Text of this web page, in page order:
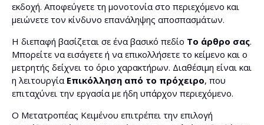
Διαίρεση παραγράφων με επικεφαλίδες >
Μετατροπή παθητικής φωνής σε ενεργητική
Διόρθωση
Δημιουργία meta τίτλου
εκδοχή. Αποφεύγετε τη μονοτονία στο περιεχόμενο και
μειώνετε τον κίνδυνο επανάληψης αποσπασμάτων.
Η διεπαφή βασίζεται σε ένα βασικό πεδίο Το άρθρο σας.
Μπορείτε να εισάγετε ή να επικολλήσετε το κείμενο και ο
μετρητής δείχνει το όριο χαρακτήρων. Διαθέσιμη είναι και
η λειτουργία Επικόλληση από το πρόχειρο, που
επιταχύνει την εργασία με ήδη υπάρχον περιεχόμενο.
Ο Μετατροπέας Κειμένου επιτρέπει την επιλογή